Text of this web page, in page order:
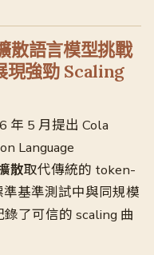
散語言模型挑戰
現強勁 Scaling
年 5 月提出 Cola
Language
散取代傳統的 token-
基準測試中與同規模
了可信的 scaling 曲